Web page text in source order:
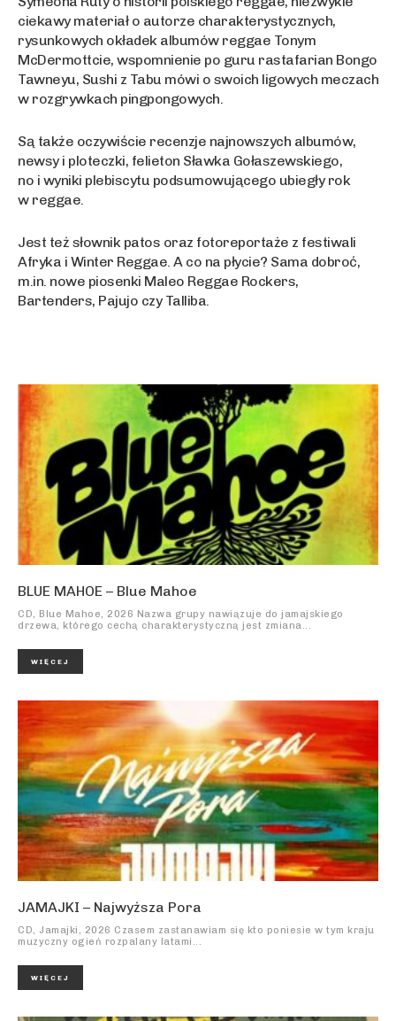
ciekawy materiał o autorze charakterystycznych,
rysunkowych okładek albumów reggae Tonym
McDermottcie, wspomnienie po guru rastafarian Bongo
Tawneyu, Sushi z Tabu mówi o swoich ligowych meczach
w rozgrywkach pingpongowych.
Są także oczywiście recenzje najnowszych albumów,
newsy i ploteczki, felieton Sławka Gołaszewskiego,
no i wyniki plebiscytu podsumowującego ubiegły rok
w reggae.
Jest też słownik patos oraz fotoreportaże z festiwali
Afryka i Winter Reggae. A co na płycie? Sama dobroć,
m.in. nowe piosenki Maleo Reggae Rockers,
Bartenders, Pajujo czy Talliba.
BLUE MAHOE – Blue Mahoe
CD, Blue Mahoe, 2026 Nazwa grupy nawiązuje do jamajskiego
drzewa, którego cechą charakterystyczną jest zmiana...
WIĘCEJ
JAMAJKI – Najwyższa Pora
CD, Jamajki, 2026 Czasem zastanawiam się kto poniesie w tym kraju
muzyczny ogień rozpalany latami...
WIĘCEJ